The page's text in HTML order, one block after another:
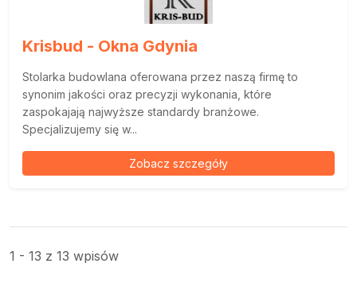
Krisbud - Okna Gdynia
Stolarka budowlana oferowana przez naszą firmę to
synonim jakości oraz precyzji wykonania, które
zaspokajają najwyższe standardy branżowe.
Specjalizujemy się w...
Zobacz szczegóły
1 - 13 z 13 wpisów